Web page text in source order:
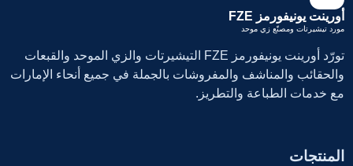
أورينت يونيفورمز FZE
مورد تيشيرتات ومصنّع زي موحد
تورّد أورينت يونيفورمز FZE التيشيرتات والزي الموحد والقبعات
والحقائب والمناشف والمفروشات بالجملة في جميع أنحاء الإمارات
مع خدمات الطباعة والتطريز.
المنتجات